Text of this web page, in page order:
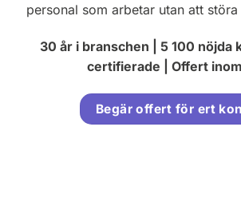
personal som arbetar utan att
30 år i branschen | 5 100 nöjda
certifierade | Offert
Begär offert för ert